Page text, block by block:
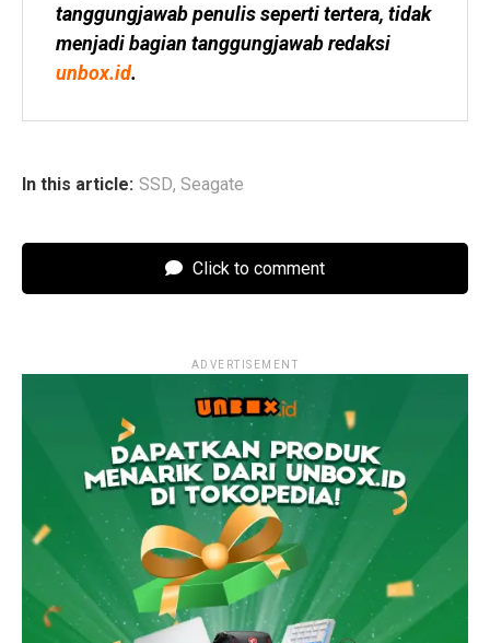
tanggungjawab penulis seperti tertera, tidak
unbox.id.
In this article: SSD, Seagate
Click to comment
ADVERTISEMENT